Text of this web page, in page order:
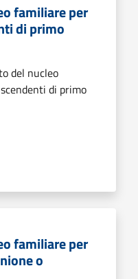
familiare per
di primo
del nucleo
di primo
familiare per
o